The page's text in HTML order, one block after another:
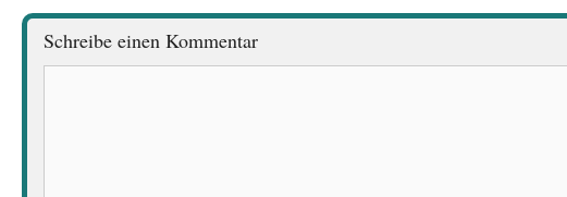
Schreibe einen Kommentar